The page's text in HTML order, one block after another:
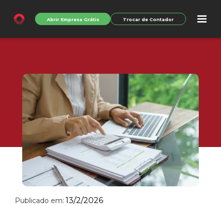
Abrir Empresa Grátis Trocar de Contador
Publicado em: 13/2/2026